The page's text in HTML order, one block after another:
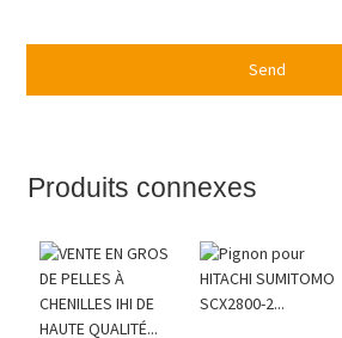
Send
Produits connexes